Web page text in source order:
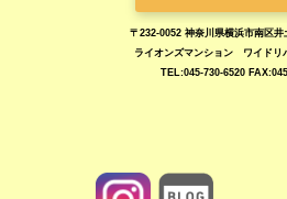
〒232-0052 神奈川県横浜市南区
ライオンズマンション ワイドリ
TEL:045-730-6520